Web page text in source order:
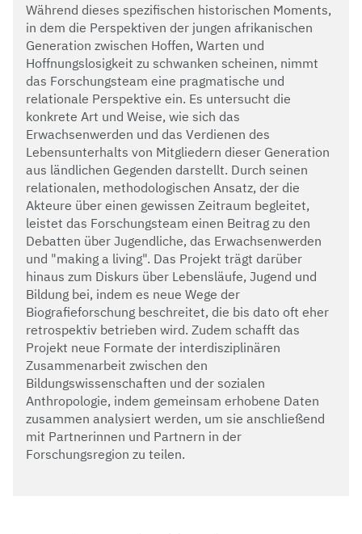
Während dieses spezifischen historischen Moments,
in dem die Perspektiven der jungen afrikanischen
Generation zwischen Hoffen, Warten und
Hoffnungslosigkeit zu schwanken scheinen, nimmt
das Forschungsteam eine pragmatische und
relationale Perspektive ein. Es untersucht die
konkrete Art und Weise, wie sich das
Erwachsenwerden und das Verdienen des
Lebensunterhalts von Mitgliedern dieser Generation
aus ländlichen Gegenden darstellt. Durch seinen
relationalen, methodologischen Ansatz, der die
Akteure über einen gewissen Zeitraum begleitet,
leistet das Forschungsteam einen Beitrag zu den
Debatten über Jugendliche, das Erwachsenwerden
und "making a living". Das Projekt trägt darüber
hinaus zum Diskurs über Lebensläufe, Jugend und
Bildung bei, indem es neue Wege der
Biografieforschung beschreitet, die bis dato oft eher
retrospektiv betrieben wird. Zudem schafft das
Projekt neue Formate der interdisziplinären
Zusammenarbeit zwischen den
Bildungswissenschaften und der sozialen
Anthropologie, indem gemeinsam erhobene Daten
zusammen analysiert werden, um sie anschließend
mit Partnerinnen und Partnern in der
Forschungsregion zu teilen.